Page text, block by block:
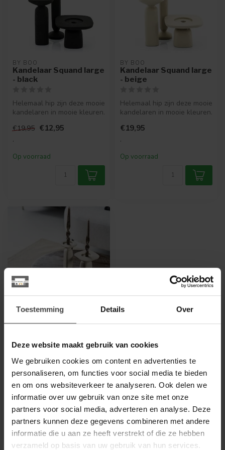
Toestemming Details Over
Deze website maakt gebruik van cookies
We gebruiken cookies om content en advertenties te
personaliseren, om functies voor social media te bieden
en om ons websiteverkeer te analyseren. Ook delen we
informatie over uw gebruik van onze site met onze
partners voor social media, adverteren en analyse. Deze
partners kunnen deze gegevens combineren met andere
informatie die u aan ze heeft verstrekt of die ze hebben
verzameld op basis van uw gebruik van hun services.
BY BOO
Kandelaar Squand large
- black
Helemaal hip zijn deze mooie
kandelaren in mooie kleuren.
€19,95 €12,95
.
Op voorraad
BY BOO
Kandelaar Squand large
- beige
Helemaal hip zijn deze mooie
kandelaren in mooie kleuren.
€19,95
.
Op voorraad
Kandelaar Squand
Helemaal hip zijn deze mooie
kandelaren in mooie kleuren.
De kandelaar is beschi...
€24,95
.
Op voorraad